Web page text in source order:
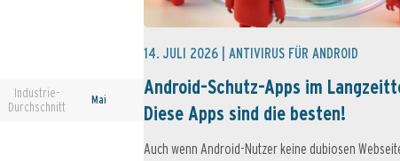
Industrie-
Durchschnitt
Mai
14. JULI 2026 | ANTIVIRUS FÜR ANDROID
Android-Schutz-Apps im
Diese Apps sind die besten!
Auch wenn Android-Nutzer keine dubiosen